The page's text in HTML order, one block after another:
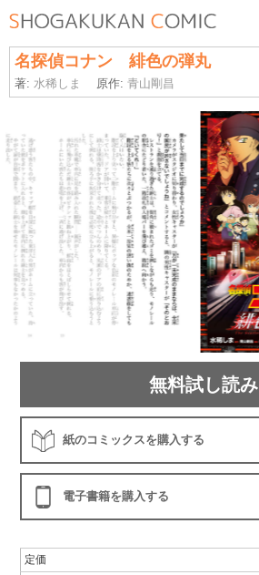
名探偵コナン 緋色の弾丸
著:水稀しま 原作:青山剛昌
無料試し読み
紙のコミックスを購入する
電子書籍を購入する
定価